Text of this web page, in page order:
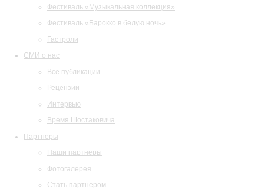
Фестиваль «Музыкальная коллекция»
Фестиваль «Барокко в белую ночь»
Гастроли
СМИ о нас
Все публикации
Рецензии
Интервью
Время Шостаковича
Партнеры
Наши партнеры
Фотогалерея
Стать партнером